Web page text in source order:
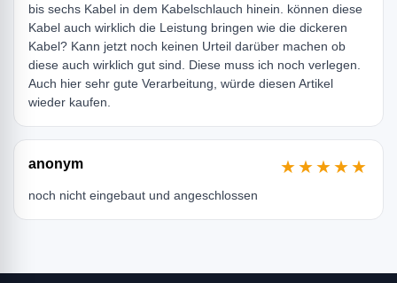
bis sechs Kabel in dem Kabelschlauch hinein. können diese
Kabel auch wirklich die Leistung bringen wie die dickeren
Kabel? Kann jetzt noch keinen Urteil darüber machen ob
diese auch wirklich gut sind. Diese muss ich noch verlegen.
Auch hier sehr gute Verarbeitung, würde diesen Artikel
wieder kaufen.
anonym ★★★★★
noch nicht eingebaut und angeschlossen